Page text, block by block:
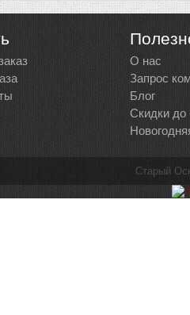
О нас
Запрос
Блог
Скидки до
Старый